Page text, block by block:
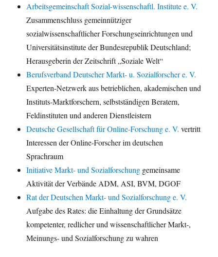
Arbeitsgemeinschaft Sozial-wissenschaftl. Institute e. V.
Zusammenschluss gemeinnütziger
sozialwissenschaftlicher Forschungseinrichtungen und
Universitätsinstitute der Bundesrepublik Deutschland;
Herausgeberin der Zeitschrift „Soziale Welt“
Berufsverband Deutscher Markt- u. Sozialforscher e. V.
Experten-Netzwerk aus betrieblichen, akademischen und
Instituts-Marktforschern, selbstständigen Beratern,
Feldinstituten und anderen Dienstleistern
Deutsche Gesellschaft für Online-Forschung e. V. vertritt
Interessen der Online-Forscher im deutschen
Sprachraum
Initiative Markt- und Sozialforschung gemeinsame
Aktivität der Verbände ADM, ASI, BVM, DGOF
Rat der Deutschen Markt- und Sozialforschung e. V.
Aufgabe des Rates: die Einhaltung der Grundsätze
kompetenter, redlicher und wissenschaftlicher Markt-,
Meinungs- und Sozialforschung zu wahren